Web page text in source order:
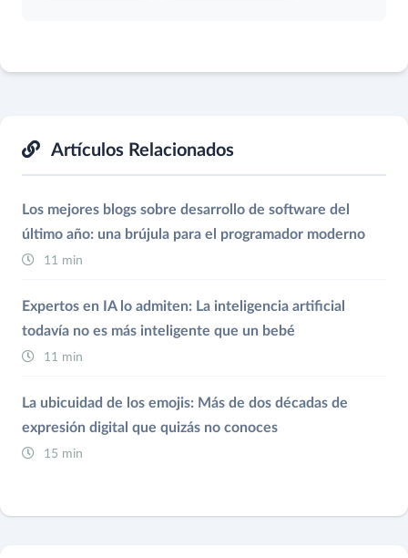
Artículos Relacionados
Los mejores blogs sobre desarrollo de software del
último año: una brújula para el programador moderno
11 min
Expertos en IA lo admiten: La inteligencia artificial
todavía no es más inteligente que un bebé
11 min
La ubicuidad de los emojis: Más de dos décadas de
expresión digital que quizás no conoces
15 min